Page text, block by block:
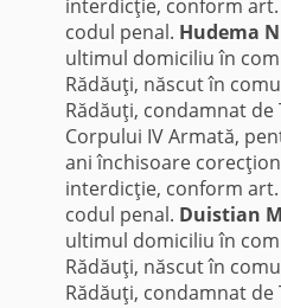
interdicţie, conform art.
codul penal. Hudema
ultimul domiciliu în
Rădăuţi, născut în
Rădăuţi, condamnat
Corpului IV Armată,
ani închisoare
interdicţie, conform art.
codul penal. Duistian
ultimul domiciliu în
Rădăuţi, născut în
Rădăuţi, condamnat